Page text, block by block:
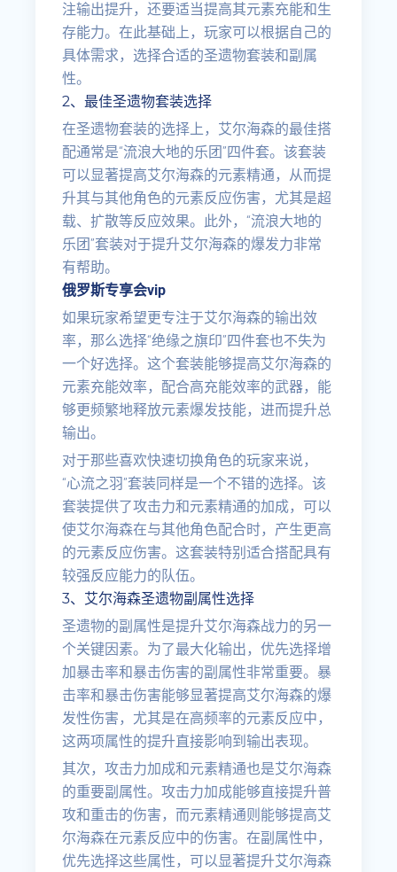
注输出提升，还要适当提高其元素充能和生
存能力。在此基础上，玩家可以根据自己的
具体需求，选择合适的圣遗物套装和副属
性。
2、最佳圣遗物套装选择
在圣遗物套装的选择上，艾尔海森的最佳搭
配通常是“流浪大地的乐团”四件套。该套装
可以显著提高艾尔海森的元素精通，从而提
升其与其他角色的元素反应伤害，尤其是超
载、扩散等反应效果。此外，“流浪大地的
乐团”套装对于提升艾尔海森的爆发力非常
有帮助。
俄罗斯专享会vip
如果玩家希望更专注于艾尔海森的输出效
率，那么选择“绝缘之旗印”四件套也不失为
一个好选择。这个套装能够提高艾尔海森的
元素充能效率，配合高充能效率的武器，能
够更频繁地释放元素爆发技能，进而提升总
输出。
对于那些喜欢快速切换角色的玩家来说，
“心流之羽”套装同样是一个不错的选择。该
套装提供了攻击力和元素精通的加成，可以
使艾尔海森在与其他角色配合时，产生更高
的元素反应伤害。这套装特别适合搭配具有
较强反应能力的队伍。
3、艾尔海森圣遗物副属性选择
圣遗物的副属性是提升艾尔海森战力的另一
个关键因素。为了最大化输出，优先选择增
加暴击率和暴击伤害的副属性非常重要。暴
击率和暴击伤害能够显著提高艾尔海森的爆
发性伤害，尤其是在高频率的元素反应中，
这两项属性的提升直接影响到输出表现。
其次，攻击力加成和元素精通也是艾尔海森
的重要副属性。攻击力加成能够直接提升普
攻和重击的伤害，而元素精通则能够提高艾
尔海森在元素反应中的伤害。在副属性中，
优先选择这些属性，可以显著提升艾尔海森